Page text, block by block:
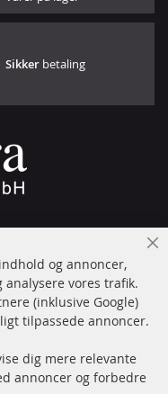
Sikker betaling
og annoncer,
vores trafik.
(inklusive Google)
tilpassede annoncer.
dig mere relevante
annoncer og forbedre